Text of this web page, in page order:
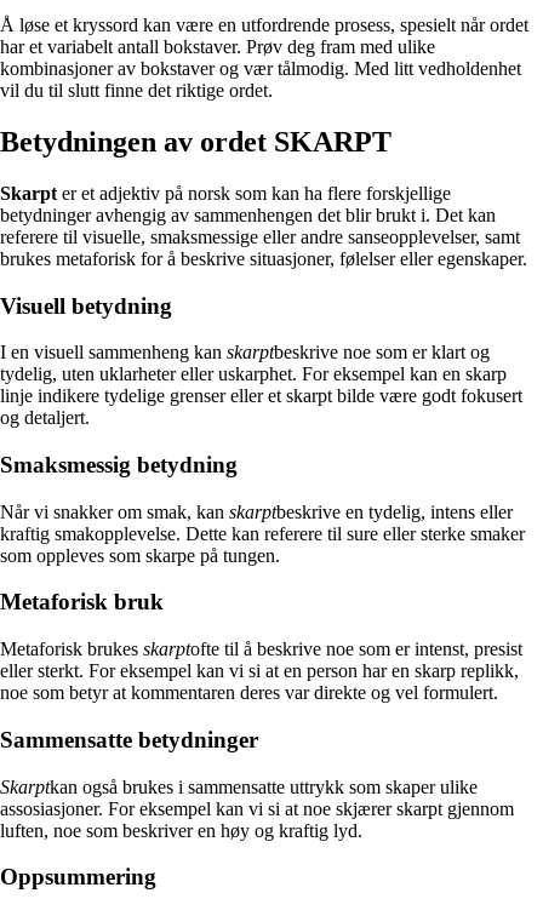
Å løse et kryssord kan være en utfordrende prosess, spesielt når ordet
har et variabelt antall bokstaver. Prøv deg fram med ulike
kombinasjoner av bokstaver og vær tålmodig. Med litt vedholdenhet
vil du til slutt finne det riktige ordet.
Betydningen av ordet SKARPT
Skarpt er et adjektiv på norsk som kan ha flere forskjellige
betydninger avhengig av sammenhengen det blir brukt i. Det kan
referere til visuelle, smaksmessige eller andre sanseopplevelser, samt
brukes metaforisk for å beskrive situasjoner, følelser eller egenskaper.
Visuell betydning
I en visuell sammenheng kan skarptbeskrive noe som er klart og
tydelig, uten uklarheter eller uskarphet. For eksempel kan en skarp
linje indikere tydelige grenser eller et skarpt bilde være godt fokusert
og detaljert.
Smaksmessig betydning
Når vi snakker om smak, kan skarptbeskrive en tydelig, intens eller
kraftig smakopplevelse. Dette kan referere til sure eller sterke smaker
som oppleves som skarpe på tungen.
Metaforisk bruk
Metaforisk brukes skarptofte til å beskrive noe som er intenst, presist
eller sterkt. For eksempel kan vi si at en person har en skarp replikk,
noe som betyr at kommentaren deres var direkte og vel formulert.
Sammensatte betydninger
Skarptkan også brukes i sammensatte uttrykk som skaper ulike
assosiasjoner. For eksempel kan vi si at noe skjærer skarpt gjennom
luften, noe som beskriver en høy og kraftig lyd.
Oppsummering